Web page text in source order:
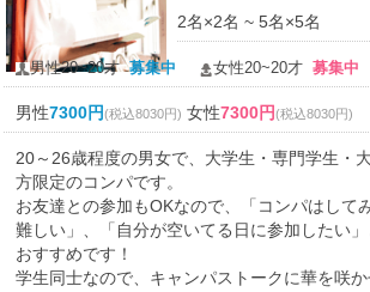
2名×2名 ~ 5名×5名
男性20~20才募集中 女性20~20才募集中
男性7300円(税込8030円) 女性7300円(税込8030円)
20～26歳程度の男女で、大学生・専門学生・
方限定のコンパです。
お友達との参加もOKなので、「コンパはして
難しい」、「自分が空いてる日に参加したい
おすすめです！
学生同士なので、キャンパストークに華を咲